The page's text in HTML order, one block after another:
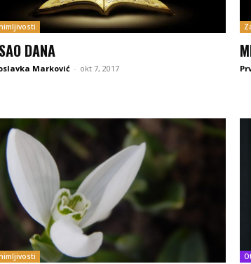
DANA
Marković - okt 7, 2017